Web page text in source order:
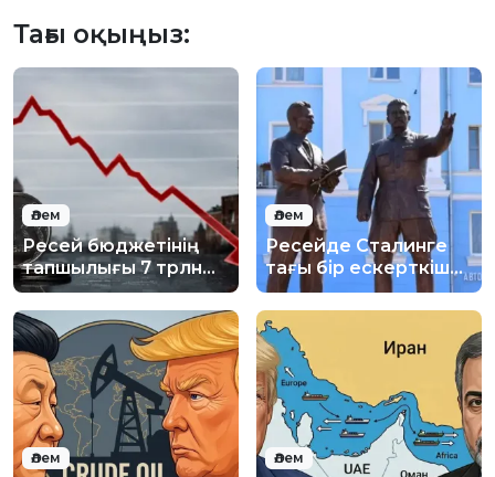
Тағы оқыңыз:
Әлем
Ресей бюджетінің
тапшылығы 7 трлн
рубльден асуы
мүмкін
Әлем
Ресейде Сталинге
тағы бір ескерткіш
ашылды
Әлем Әлем